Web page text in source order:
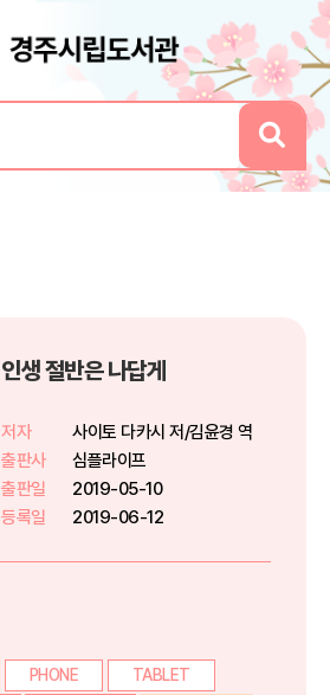
인생 절반은 나답게
저자
사이토 다카시 저/김윤경 역
출판사
심플라이프
출판일
2019-05-10
등록일
2019-06-12
PHONE
TABLET